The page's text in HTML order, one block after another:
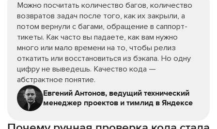
Можно посчитать количество багов, количество
возвратов задач после того, как их закрыли, а
потом вернули с багами, обращение в саппорт-
тикеты. Как часто вы падаете, как вам нужно
много или мало времени на то, чтобы релиз
откатить или восстановиться из бэкапа. Но одну
цифру не выведешь. Качество кода —
абстрактное понятие.
Евгений Антонов, ведущий технический
менеджер проектов и тимлид в Яндексе